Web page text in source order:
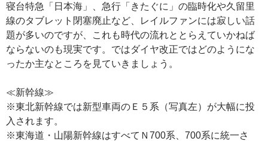
寝台特急「日本海」、急行「きたぐに」の臨時化や久留里
線のタブレット閉塞廃止など、レイルファンには寂しい話
題が多いのですが、これも時代の流れととらえていかねば
ならないのも現実です。ではダイヤ改正ではどのようにな
ったか主なところを見ていきましょう。
≪新幹線≫
※東北新幹線では新型車両のＥ５系（写真左）が大幅に投
入されます。
※東海道・山陽新幹線はすべてＮ700系、700系に統一さ